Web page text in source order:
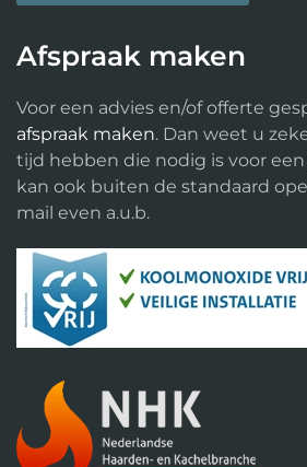
Afspraak maken
Voor een advies en/of offerte
afspraak maken. Dan weet u
tijd hebben die nodig is voor
kan ook buiten de standaard
mail even a.u.b.